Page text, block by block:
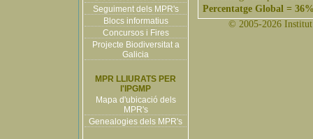
Seguiment dels MPR's
Blocs informatius
Concursos i Fires
Projecte Biodiversitat a
Galicia
MPR LLIURATS PER
l'IPGMP
Mapa d'ubicació dels
MPR's
Genealogies dels MPR's
Percentatge Global =
© 2005-2026 Institut